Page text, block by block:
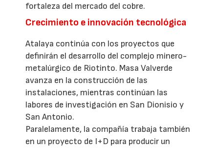
fortaleza del mercado del cobre.
Crecimiento e innovación tecnológica
Atalaya continúa con los proyectos que
definirán el desarrollo del complejo minero-
metalúrgico de Riotinto. Masa Valverde
avanza en la construcción de las
instalaciones, mientras continúan las
labores de investigación en San Dionisio y
San Antonio.
Paralelamente, la compañía trabaja también
en un proyecto de I+D para producir un